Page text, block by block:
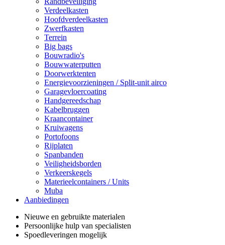
Verdeelkasten
Hoofdverdeelkasten
Zwerfkasten
Terrein
Big bags
Bouwradio's
Bouwwaterputten
Doorwerktenten
Energievoorzieningen / Split-unit airco
Garagevloercoating
Handgereedschap
Kabelbruggen
Kraancontainer
Kruiwagens
Portofoons
Rijplaten
Spanbanden
Veiligheidsborden
Verkeerskegels
Materieelcontainers / Units
Muba
Aanbiedingen
Nieuwe en gebruikte materialen
Persoonlijke hulp van specialisten
Spoedleveringen mogelijk